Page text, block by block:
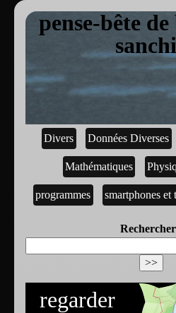
pense-bête
Divers Données Diverses
Mathématiques
programmes smartphones et
regarder